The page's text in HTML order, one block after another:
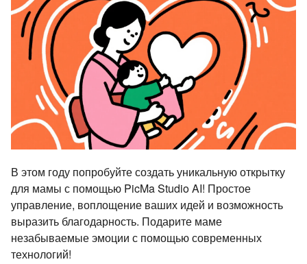
В этом году попробуйте создать уникальную открытку
для мамы с помощью PicMa Studio AI! Простое
управление, воплощение ваших идей и возможность
выразить благодарность. Подарите маме
незабываемые эмоции с помощью современных
технологий!